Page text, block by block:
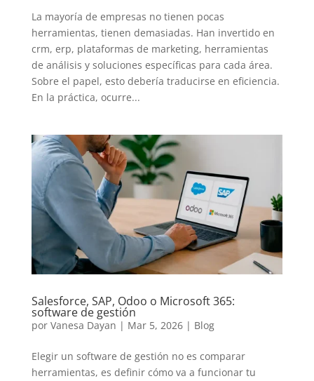
La mayoría de empresas no tienen pocas
herramientas, tienen demasiadas. Han invertido en
crm, erp, plataformas de marketing, herramientas
de análisis y soluciones específicas para cada área.
Sobre el papel, esto debería traducirse en eficiencia.
En la práctica, ocurre...
Salesforce, SAP, Odoo o Microsoft 365:
software de gestión
por Vanesa Dayan | Mar 5, 2026| Blog
Elegir un software de gestión no es comparar
herramientas, es definir cómo va a funcionar tu